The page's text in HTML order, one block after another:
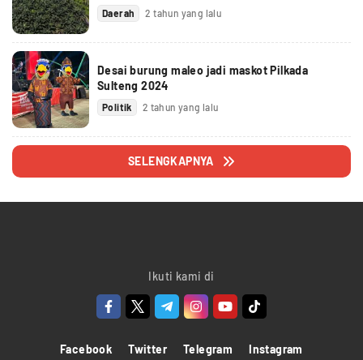
Daerah 2 tahun yang lalu
Desai burung maleo jadi maskot Pilkada
Sulteng 2024
Politik 2 tahun yang lalu
SELENGKAPNYA
Ikuti kami di
Facebook Twitter Telegram Instagram